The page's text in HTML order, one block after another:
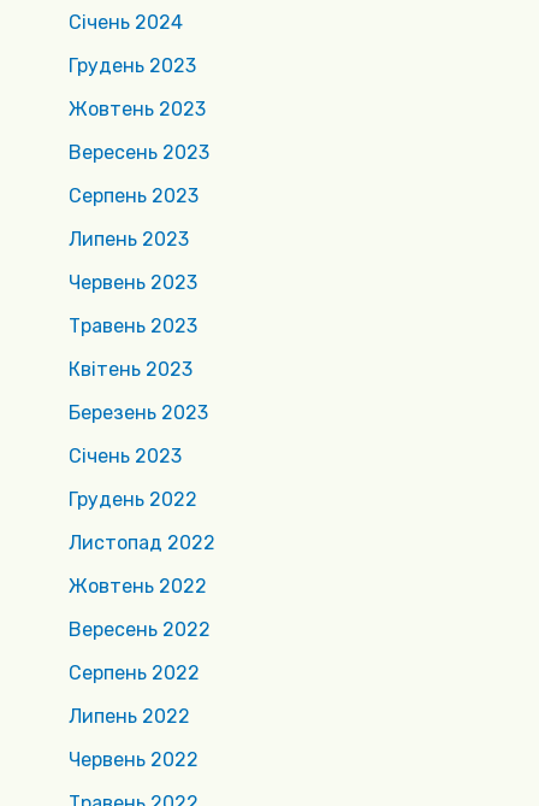
Січень 2024
Грудень 2023
Жовтень 2023
Вересень 2023
Серпень 2023
Липень 2023
Червень 2023
Травень 2023
Квітень 2023
Березень 2023
Січень 2023
Грудень 2022
Листопад 2022
Жовтень 2022
Вересень 2022
Серпень 2022
Липень 2022
Червень 2022